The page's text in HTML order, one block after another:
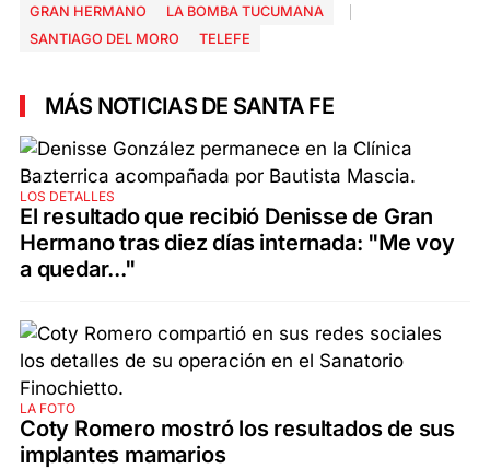
GRAN HERMANO
LA BOMBA TUCUMANA
SANTIAGO DEL MORO
TELEFE
MÁS NOTICIAS DE SANTA FE
LOS DETALLES
El resultado que recibió Denisse de Gran
Hermano tras diez días internada: "Me voy
a quedar..."
LA FOTO
Coty Romero mostró los resultados de sus
implantes mamarios